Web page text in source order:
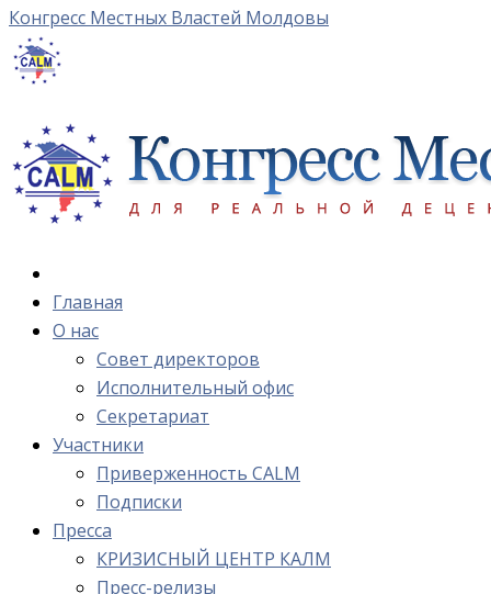
Конгресс Местных Властей Молдовы
Главная
О нас
Cовет директоров
Исполнительный офис
Cекретариат
Участники
Приверженность CALM
Подписки
Пресса
КРИЗИСНЫЙ ЦЕНТР КАЛМ
Пресс-релизы